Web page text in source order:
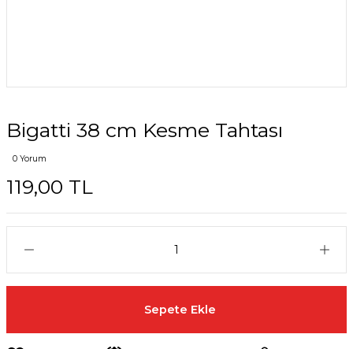
Bigatti 38 cm Kesme Tahtası
0 Yorum
119,00 TL
Sepete Ekle